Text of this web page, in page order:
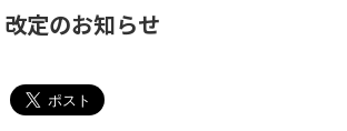
改定のお知らせ